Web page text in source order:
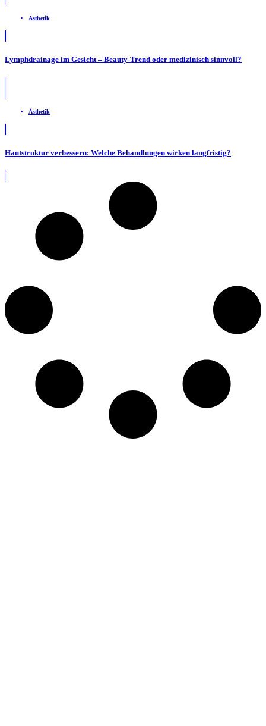
Ästhetik
Lymphdrainage im Gesicht – Beauty-Trend oder medizinisch sinnvoll?
Ästhetik
Hautstruktur verbessern: Welche Behandlungen wirken langfristig?